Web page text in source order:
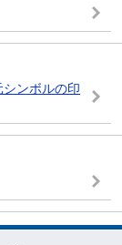
ンボルの印